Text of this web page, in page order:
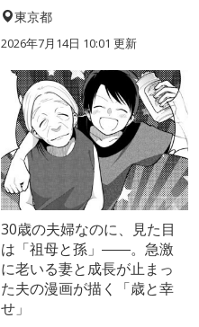
東京都
2026年7月14日 10:01 更新
30歳の夫婦なのに、見た目
は「祖母と孫」――。急激
に老いる妻と成長が止まっ
た夫の漫画が描く「歳と幸
せ」